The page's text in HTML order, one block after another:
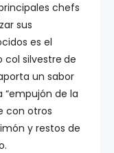
chefs
sus
es el
col silvestre de
un sabor
de la
con otros
y restos de